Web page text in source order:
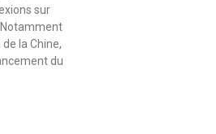
sur
Notamment
la Chine,
du